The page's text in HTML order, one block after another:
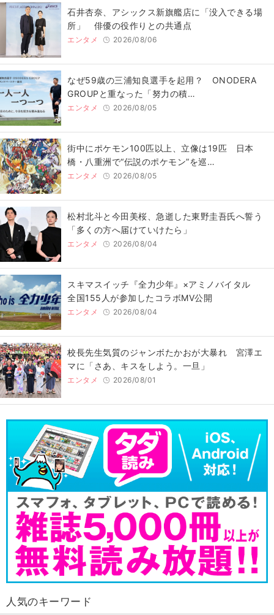
石井杏奈、アシックス新旗艦店に「没入できる場
所」 俳優の役作りとの共通点
エンタメ 2026/08/06
なぜ59歳の三浦知良選手を起用？ ONODERA
GROUPと重なった「努力の積…
エンタメ 2026/08/05
街中にポケモン100匹以上、立像は19匹 日本
橋・八重洲で“伝説のポケモン”を巡…
エンタメ 2026/08/05
松村北斗と今田美桜、急逝した東野圭吾氏へ誓う
「多くの方へ届けていけたら」
エンタメ 2026/08/04
スキマスイッチ『全力少年』×アミノバイタル
全国155人が参加したコラボMV公開
エンタメ 2026/08/04
校長先生気質のジャンボたかおが大暴れ 宮澤エ
マに「さあ、キスをしよう。一旦」
エンタメ 2026/08/01
人気のキーワード